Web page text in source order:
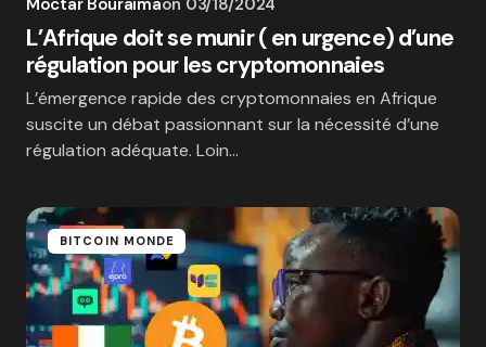
Moctar Bouraimaon 03/18/2024
L’Afrique doit se munir ( en urgence) d’une
régulation pour les cryptomonnaies
L’émergence rapide des cryptomonnaies en Afrique
suscite un débat passionnant sur la nécessité d’une
régulation adéquate. Loin…
BITCOIN MONDE